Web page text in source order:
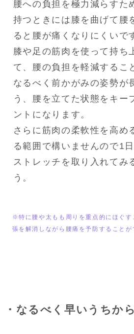
腰への負担を極力減らすた
持つときには膝を曲げて腰
ると腰が痛くなりにくいで
膝や足の筋肉を使って持ち
て、腰の負担を軽減するこ
なるべく前かがみの姿勢が
う、腰を立てた状態をキー
ントになります。
さらに筋肉の柔軟性を高め
る範囲で構いませんので1
ストレッチを取り入れてみ
う。
※特に腰や太もも周りを重点的にほぐす
張を解消しながら腰痛を予防することが
・なるべく早いうちか